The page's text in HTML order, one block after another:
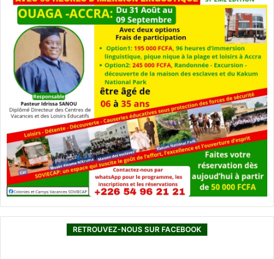
RETROUVEZ-NOUS SUR FACEBOOK